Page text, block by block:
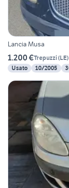
Lancia Musa
1.200 €Trepuzzi(LE)
Usato
10/2005